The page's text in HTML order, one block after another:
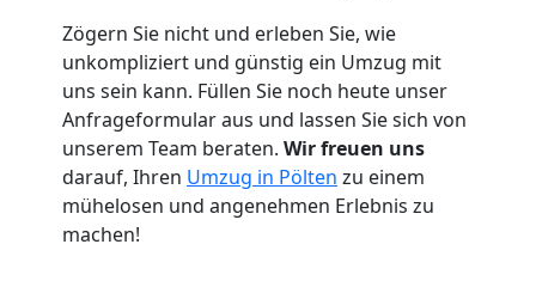
Zögern Sie nicht und erleben Sie, wie
unkompliziert und günstig ein Umzug mit
uns sein kann. Füllen Sie noch heute unser
Anfrageformular aus und lassen Sie sich von
unserem Team beraten. Wir freuen uns
darauf, Ihren Umzug in Pölten zu einem
mühelosen und angenehmen Erlebnis zu
machen!
Möbelmontage
Pölten
Möbeltransport
Pölten